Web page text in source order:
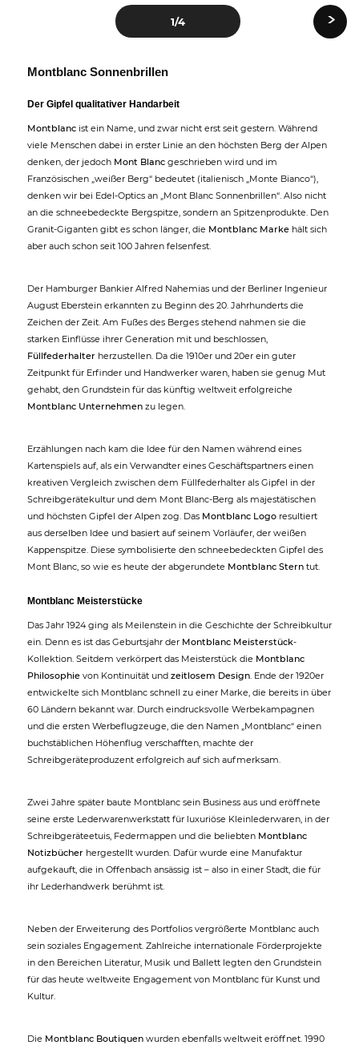
1/4 ›
Montblanc Sonnenbrillen
Der Gipfel qualitativer Handarbeit
Montblanc ist ein Name, und zwar nicht erst seit gestern. Während
viele Menschen dabei in erster Linie an den höchsten Berg der Alpen
denken, der jedoch Mont Blanc geschrieben wird und im
Französischen „weißer Berg“ bedeutet (italienisch „Monte Bianco“),
denken wir bei Edel-Optics an „Mont Blanc Sonnenbrillen“. Also nicht
an die schneebedeckte Bergspitze, sondern an Spitzenprodukte. Den
Granit-Giganten gibt es schon länger, die Montblanc Marke hält sich
aber auch schon seit 100 Jahren felsenfest.
Der Hamburger Bankier Alfred Nahemias und der Berliner Ingenieur
August Eberstein erkannten zu Beginn des 20. Jahrhunderts die
Zeichen der Zeit. Am Fußes des Berges stehend nahmen sie die
starken Einflüsse ihrer Generation mit und beschlossen,
Füllfederhalter herzustellen. Da die 1910er und 20er ein guter
Zeitpunkt für Erfinder und Handwerker waren, haben sie genug Mut
gehabt, den Grundstein für das künftig weltweit erfolgreiche
Montblanc Unternehmen zu legen.
Erzählungen nach kam die Idee für den Namen während eines
Kartenspiels auf, als ein Verwandter eines Geschäftspartners einen
kreativen Vergleich zwischen dem Füllfederhalter als Gipfel in der
Schreibgerätekultur und dem Mont Blanc-Berg als majestätischen
und höchsten Gipfel der Alpen zog. Das Montblanc Logo resultiert
aus derselben Idee und basiert auf seinem Vorläufer, der weißen
Kappenspitze. Diese symbolisierte den schneebedeckten Gipfel des
Mont Blanc, so wie es heute der abgerundete Montblanc Stern tut.
Montblanc Meisterstücke
Das Jahr 1924 ging als Meilenstein in die Geschichte der Schreibkultur
ein. Denn es ist das Geburtsjahr der Montblanc Meisterstück-
Kollektion. Seitdem verkörpert das Meisterstück die Montblanc
Philosophie von Kontinuität und zeitlosem Design. Ende der 1920er
entwickelte sich Montblanc schnell zu einer Marke, die bereits in über
60 Ländern bekannt war. Durch eindrucksvolle Werbekampagnen
und die ersten Werbeflugzeuge, die den Namen „Montblanc“ einen
buchstäblichen Höhenflug verschafften, machte der
Schreibgeräteproduzent erfolgreich auf sich aufmerksam.
Zwei Jahre später baute Montblanc sein Business aus und eröffnete
seine erste Lederwarenwerkstatt für luxuriöse Kleinlederwaren, in der
Schreibgeräteetuis, Federmappen und die beliebten Montblanc
Notizbücher hergestellt wurden. Dafür wurde eine Manufaktur
aufgekauft, die in Offenbach ansässig ist – also in einer Stadt, die für
ihr Lederhandwerk berühmt ist.
Neben der Erweiterung des Portfolios vergrößerte Montblanc auch
sein soziales Engagement. Zahlreiche internationale Förderprojekte
in den Bereichen Literatur, Musik und Ballett legten den Grundstein
für das heute weltweite Engagement von Montblanc für Kunst und
Kultur.
Die Montblanc Boutiquen wurden ebenfalls weltweit eröffnet. 1990